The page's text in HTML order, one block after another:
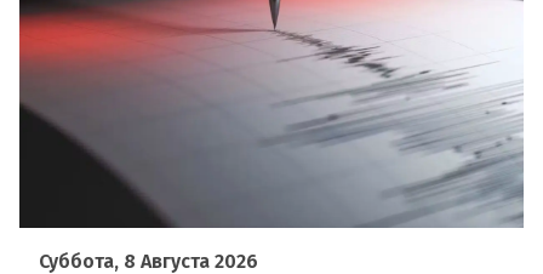
Суббота, 8 Августа 2026